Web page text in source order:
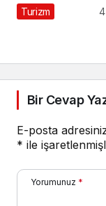
Turizm
Bir Cevap
E-posta
* ile
Yorumunuz *